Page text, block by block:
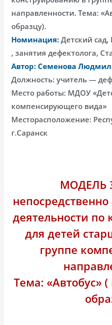
направленности. Тема:
образцу).
Номинация: Детский
, занятия дефектолога,
Автор: Семенова
Должность: учитель —
Место работы: МДОУ
компенсирующего вида»
Месторасположение:
г.Саранск
МОДЕЛЬ
деятельности по
для детей
группе
Тема: «Автобус»